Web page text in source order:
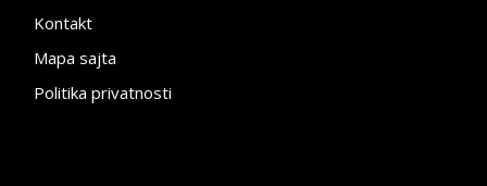
Kontakt
Mapa sajta
Politika privatnosti